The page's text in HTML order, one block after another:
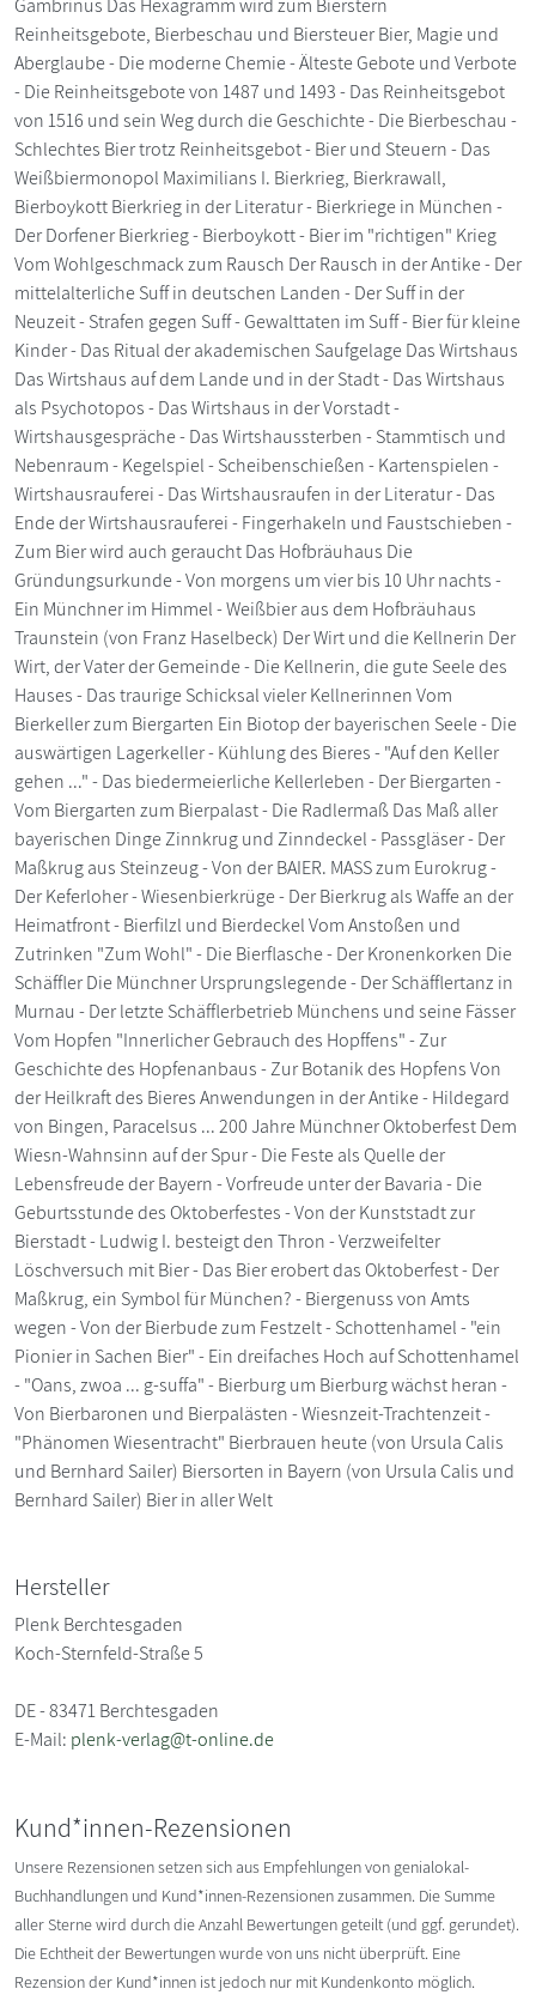
Gambrinus Das Hexagramm wird zum Bierstern
Reinheitsgebote, Bierbeschau und Biersteuer Bier, Magie und
Aberglaube - Die moderne Chemie - Älteste Gebote und Verbote
- Die Reinheitsgebote von 1487 und 1493 - Das Reinheitsgebot
von 1516 und sein Weg durch die Geschichte - Die Bierbeschau -
Schlechtes Bier trotz Reinheitsgebot - Bier und Steuern - Das
Weißbiermonopol Maximilians I. Bierkrieg, Bierkrawall,
Bierboykott Bierkrieg in der Literatur - Bierkriege in München -
Der Dorfener Bierkrieg - Bierboykott - Bier im "richtigen" Krieg
Vom Wohlgeschmack zum Rausch Der Rausch in der Antike - Der
mittelalterliche Suff in deutschen Landen - Der Suff in der
Neuzeit - Strafen gegen Suff - Gewalttaten im Suff - Bier für kleine
Kinder - Das Ritual der akademischen Saufgelage Das Wirtshaus
Das Wirtshaus auf dem Lande und in der Stadt - Das Wirtshaus
als Psychotopos - Das Wirtshaus in der Vorstadt -
Wirtshausgespräche - Das Wirtshaussterben - Stammtisch und
Nebenraum - Kegelspiel - Scheibenschießen - Kartenspielen -
Wirtshausrauferei - Das Wirtshausraufen in der Literatur - Das
Ende der Wirtshausrauferei - Fingerhakeln und Faustschieben -
Zum Bier wird auch geraucht Das Hofbräuhaus Die
Gründungsurkunde - Von morgens um vier bis 10 Uhr nachts -
Ein Münchner im Himmel - Weißbier aus dem Hofbräuhaus
Traunstein (von Franz Haselbeck) Der Wirt und die Kellnerin Der
Wirt, der Vater der Gemeinde - Die Kellnerin, die gute Seele des
Hauses - Das traurige Schicksal vieler Kellnerinnen Vom
Bierkeller zum Biergarten Ein Biotop der bayerischen Seele - Die
auswärtigen Lagerkeller - Kühlung des Bieres - "Auf den Keller
gehen ..." - Das biedermeierliche Kellerleben - Der Biergarten -
Vom Biergarten zum Bierpalast - Die Radlermaß Das Maß aller
bayerischen Dinge Zinnkrug und Zinndeckel - Passgläser - Der
Maßkrug aus Steinzeug - Von der BAIER. MASS zum Eurokrug -
Der Keferloher - Wiesenbierkrüge - Der Bierkrug als Waffe an der
Heimatfront - Bierfilzl und Bierdeckel Vom Anstoßen und
Zutrinken "Zum Wohl" - Die Bierflasche - Der Kronenkorken Die
Schäffler Die Münchner Ursprungslegende - Der Schäfflertanz in
Murnau - Der letzte Schäfflerbetrieb Münchens und seine Fässer
Vom Hopfen "Innerlicher Gebrauch des Hopffens" - Zur
Geschichte des Hopfenanbaus - Zur Botanik des Hopfens Von
der Heilkraft des Bieres Anwendungen in der Antike - Hildegard
von Bingen, Paracelsus ... 200 Jahre Münchner Oktoberfest Dem
Wiesn-Wahnsinn auf der Spur - Die Feste als Quelle der
Lebensfreude der Bayern - Vorfreude unter der Bavaria - Die
Geburtsstunde des Oktoberfestes - Von der Kunststadt zur
Bierstadt - Ludwig I. besteigt den Thron - Verzweifelter
Löschversuch mit Bier - Das Bier erobert das Oktoberfest - Der
Maßkrug, ein Symbol für München? - Biergenuss von Amts
wegen - Von der Bierbude zum Festzelt - Schottenhamel - "ein
Pionier in Sachen Bier" - Ein dreifaches Hoch auf Schottenhamel
- "Oans, zwoa ... g-suffa" - Bierburg um Bierburg wächst heran -
Von Bierbaronen und Bierpalästen - Wiesnzeit-Trachtenzeit -
"Phänomen Wiesentracht" Bierbrauen heute (von Ursula Calis
und Bernhard Sailer) Biersorten in Bayern (von Ursula Calis und
Bernhard Sailer) Bier in aller Welt
Hersteller
Plenk Berchtesgaden
Koch-Sternfeld-Straße 5
DE - 83471 Berchtesgaden
E-Mail: plenk-verlag@t-online.de
Kund*innen-Rezensionen
Unsere Rezensionen setzen sich aus Empfehlungen von genialokal-
Buchhandlungen und Kund*innen-Rezensionen zusammen. Die Summe
aller Sterne wird durch die Anzahl Bewertungen geteilt (und ggf. gerundet).
Die Echtheit der Bewertungen wurde von uns nicht überprüft. Eine
Rezension der Kund*innen ist jedoch nur mit Kundenkonto möglich.